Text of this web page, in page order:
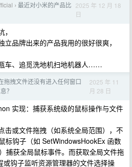
› 最近对小米的产品比 2025 年 12 月 18
日
品牌出来的产品我用的很好很爽，
车、追觅洗地机扫地机器人……
拖拽文件还没有进入任何窗口
？
2025 年 11
月 28 日
实现：捕获系统级的鼠标操作与文件
击或文件拖拽（如系统全局范围），不
标钩子（如 SetWindowsHookEx 函数
捕获全局鼠标事件。而获取全局文件拖
钩子监听资源管理器的文件选择操